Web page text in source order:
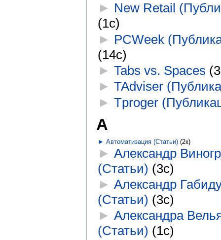
► New Retail
(1с)
► PCWeek
(14с)
►Tabs vs. Spaces
►TAdviser
►Tproger
А
► Автоматизация (Статьи) ‎(2к)
►Александр
(Статьи) (3с)
►Александр
(Статьи) (3с)
►Александра
(Статьи) (1с)